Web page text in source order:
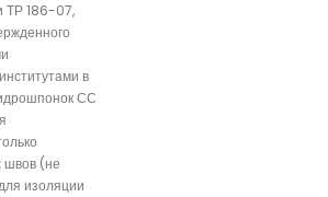
ТР 186-07,
в
СС
швов (не
изоляции